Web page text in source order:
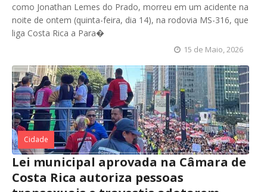
como Jonathan Lemes do Prado, morreu em um acidente na
noite de ontem (quinta-feira, dia 14), na rodovia MS-316, que
liga Costa Rica a Para�
15 de Maio, 2026
Cidade
Lei municipal aprovada na Câmara de
Costa Rica autoriza pessoas